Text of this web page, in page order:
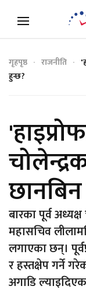
गृहपृष्ठ राजनीति
हुन्छ?
बारका पूर्व
महासचिव
लगाएका छन्।
र हस्तक्षेप गर्ने
अगाडि